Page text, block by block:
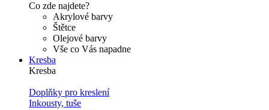
Co zde najdete?
Akrylové barvy
Štětce
Olejové barvy
Vše co Vás napadne
Kresba
Kresba
Doplňky pro kreslení
Inkousty, tuše